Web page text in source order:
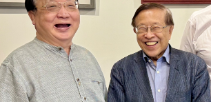
了整座眷村的勤讀風氣，帶動無數後進奮發
轉命運。回首來時路，他深刻領悟到眷村軍人
弟沒有特權與財富可依靠，正因為一無所有，
更要靠自己；而「把書讀好」，就是貧困歲月
最為堅定且深刻的自救之道。